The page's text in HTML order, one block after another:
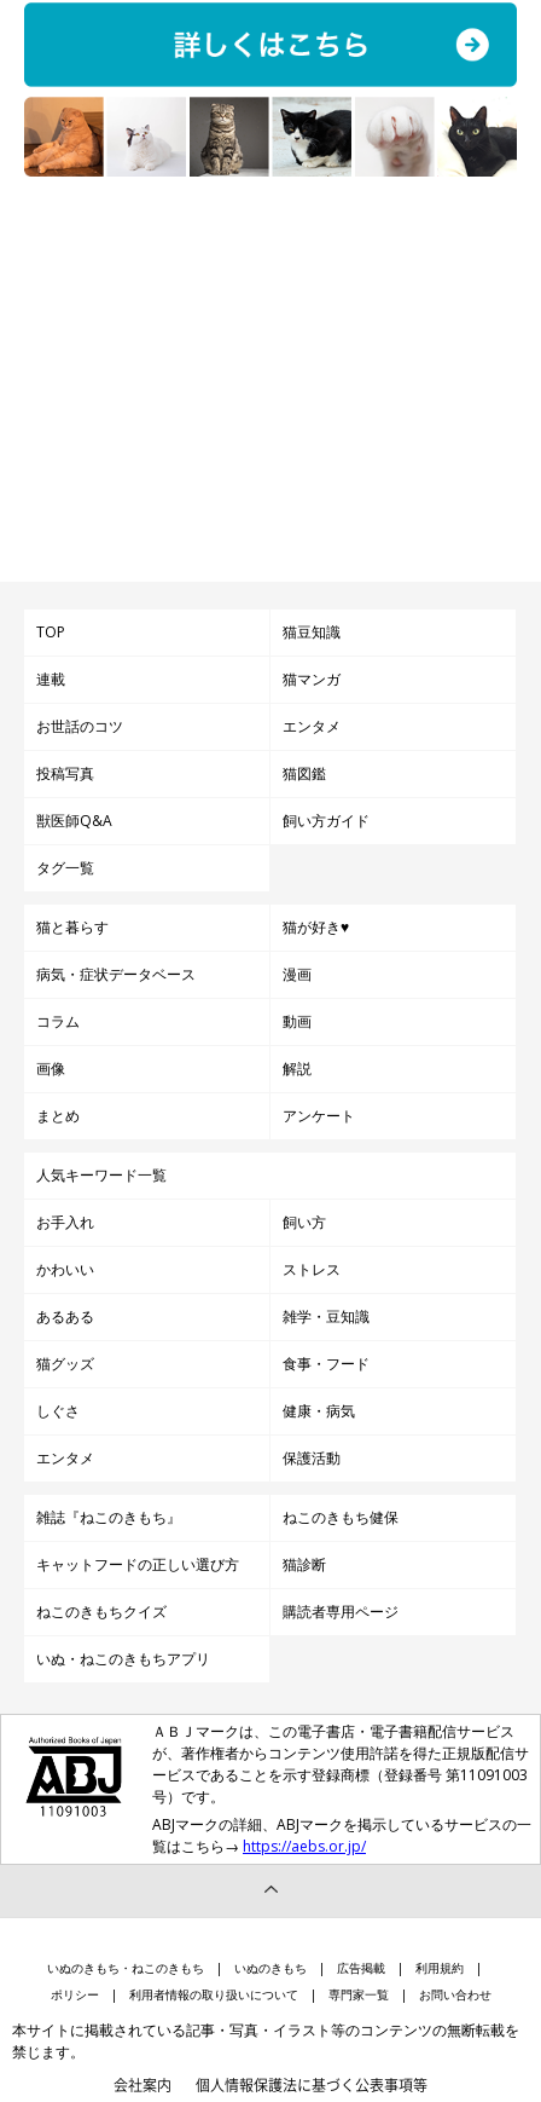
感」が可愛い
今回紹介するのは、X（旧Twitter）ユーザー@chimacha_mfmfさん
の愛猫・ちまきちゃん（撮影時1才1カ月／サイベリアン）。「まさ
かここで寝るとは思わなかった笑」と投稿された写真には、ちまき
ています。撮影当時について、飼い主さんに話を聞きました。
（監修：ねこのきもち獣医師相談室 獣医師・山口みき先生）
写真提供・取材協力／
@chimacha_mfmf さん／X（旧Twitter）
取材・文／雨宮カイ
TOP 猫豆知識
連載 猫マンガ
お世話のコツ エンタメ
投稿写真 猫図鑑
獣医師Q&A 飼い方ガイド
タグ一覧
猫と暮らす 猫が好き♥
病気・症状データベース 漫画
コラム 動画
画像 解説
まとめ アンケート
人気キーワード一覧
お手入れ 飼い方
かわいい ストレス
あるある 雑学・豆知識
猫グッズ 食事・フード
しぐさ 健康・病気
エンタメ 保護活動
雑誌『ねこのきもち』 ねこのきもち健保
キャットフードの正しい選び方 猫診断
ねこのきもちクイズ 購読者専用ページ
いぬ・ねこのきもちアプリ
ＡＢＪマークは、この電子書店・電子書籍配信サービス
が、著作権者からコンテンツ使用許諾を得た正規版配信サ
ービスであることを示す登録商標（登録番号 第11091003
号）です。
ABJマークの詳細、ABJマークを掲示しているサービスの一
覧はこちら→ https://aebs.or.jp/
いぬのきもち・ねこのきもち いぬのきもち 広告掲載
利用規約
ポリシー
利用者情報の取り扱いについて 専門家一覧 お問い合わせ
本サイトに掲載されている記事・写真・イラスト等のコンテンツの無断転載を
禁じます。
会社案内 個人情報保護法に基づく公表事項等